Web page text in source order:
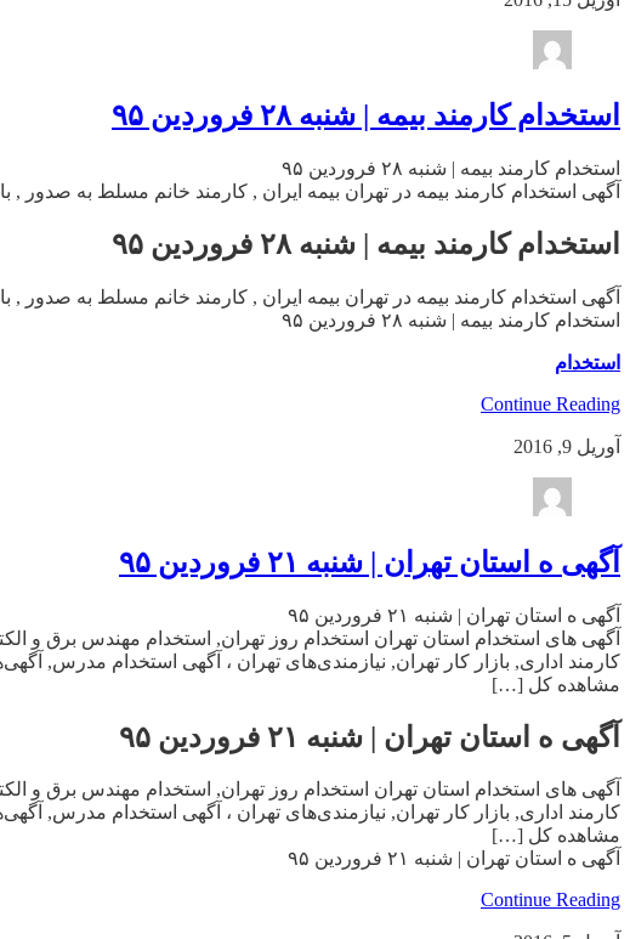
استخدام کارمند بیمه | شنبه ۲۸ فروردین ۹۵
استخدام کارمند بیمه | شنبه ۲۸ فروردین ۹۵
آگهی استخدام کارمند بیمه در تهران بیمه ایران , کارمند خانم مسلط به صدور , با سابقه
استخدام کارمند بیمه | شنبه ۲۸ فروردین ۹۵
آگهی استخدام کارمند بیمه در تهران بیمه ایران , کارمند خانم مسلط به صدور , با سابقه
استخدام کارمند بیمه | شنبه ۲۸ فروردین ۹۵
استخدام
Continue Reading
آوریل 9, 2016
آگهی ه استان تهران | شنبه ۲۱ فروردین ۹۵
آگهی ه استان تهران | شنبه ۲۱ فروردین ۹۵
آگهی های استخدام استان تهران استخدام روز تهران, استخدام مهندس برق و
کارمند اداری, بازار کار تهران, نیازمندی‌های تهران ، آگهی استخدام مدرس,
مشاهده کل […]
آگهی ه استان تهران | شنبه ۲۱ فروردین ۹۵
آگهی های استخدام استان تهران استخدام روز تهران, استخدام مهندس برق و
کارمند اداری, بازار کار تهران, نیازمندی‌های تهران ، آگهی استخدام مدرس,
مشاهده کل […]
آگهی ه استان تهران | شنبه ۲۱ فروردین ۹۵
Continue Reading